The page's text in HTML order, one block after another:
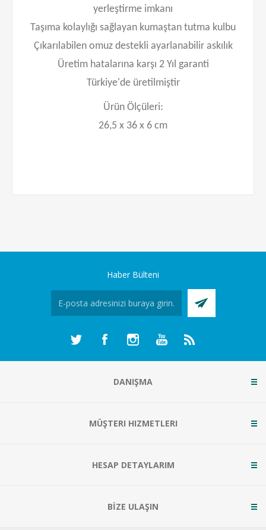
yerleştirme imkanı
Taşıma kolaylığı sağlayan kumaştan tutma kulbu
Çıkarılabilen omuz destekli ayarlanabilir askılık
Üretim hatalarına karşı 2 Yıl garanti
Türkiye'de üretilmiştir
Ürün Ölçüleri:
26,5 x 36 x 6 cm
Haber Bülteni
DANIŞMA
MÜŞTERI HIZMETLERI
HESAP DETAYLARIM
BİZE ULAŞIN